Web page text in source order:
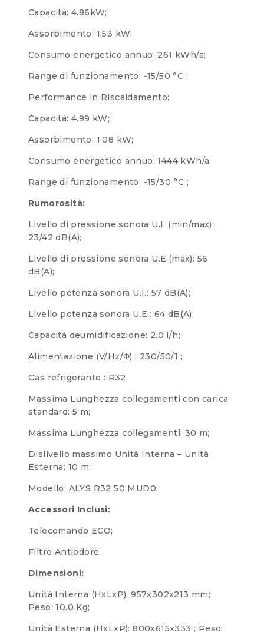
Capacità: 4.86kW;
Assorbimento: 1.53 kW;
Consumo energetico annuo: 261 kWh/a;
Range di funzionamento: -15/50 °C ;
Performance in Riscaldamento:
Capacità: 4.99 kW;
Assorbimento: 1.08 kW;
Consumo energetico annuo: 1444 kWh/a;
Range di funzionamento: -15/30 °C ;
Rumorosità:
Livello di pressione sonora U.I. (min/max):
23/42 dB(A);
Livello di pressione sonora U.E.(max): 56
dB(A);
Livello potenza sonora U.I.: 57 dB(A);
Livello potenza sonora U.E.: 64 dB(A);
Capacità deumidificazione: 2.0 l/h;
Alimentazione (V/Hz/Φ) : 230/50/1 ;
Gas refrigerante : R32;
Massima Lunghezza collegamenti con carica
standard: 5 m;
Massima Lunghezza collegamenti: 30 m;
Dislivello massimo Unità Interna – Unità
Esterna: 10 m;
Modello: ALYS R32 50 MUD0;
Accessori Inclusi:
Telecomando ECO;
Filtro Antiodore;
Dimensioni:
Unità Interna (HxLxP): 957x302x213 mm;
Peso: 10.0 Kg;
Unità Esterna (HxLxP): 800x615x333 ; Peso: